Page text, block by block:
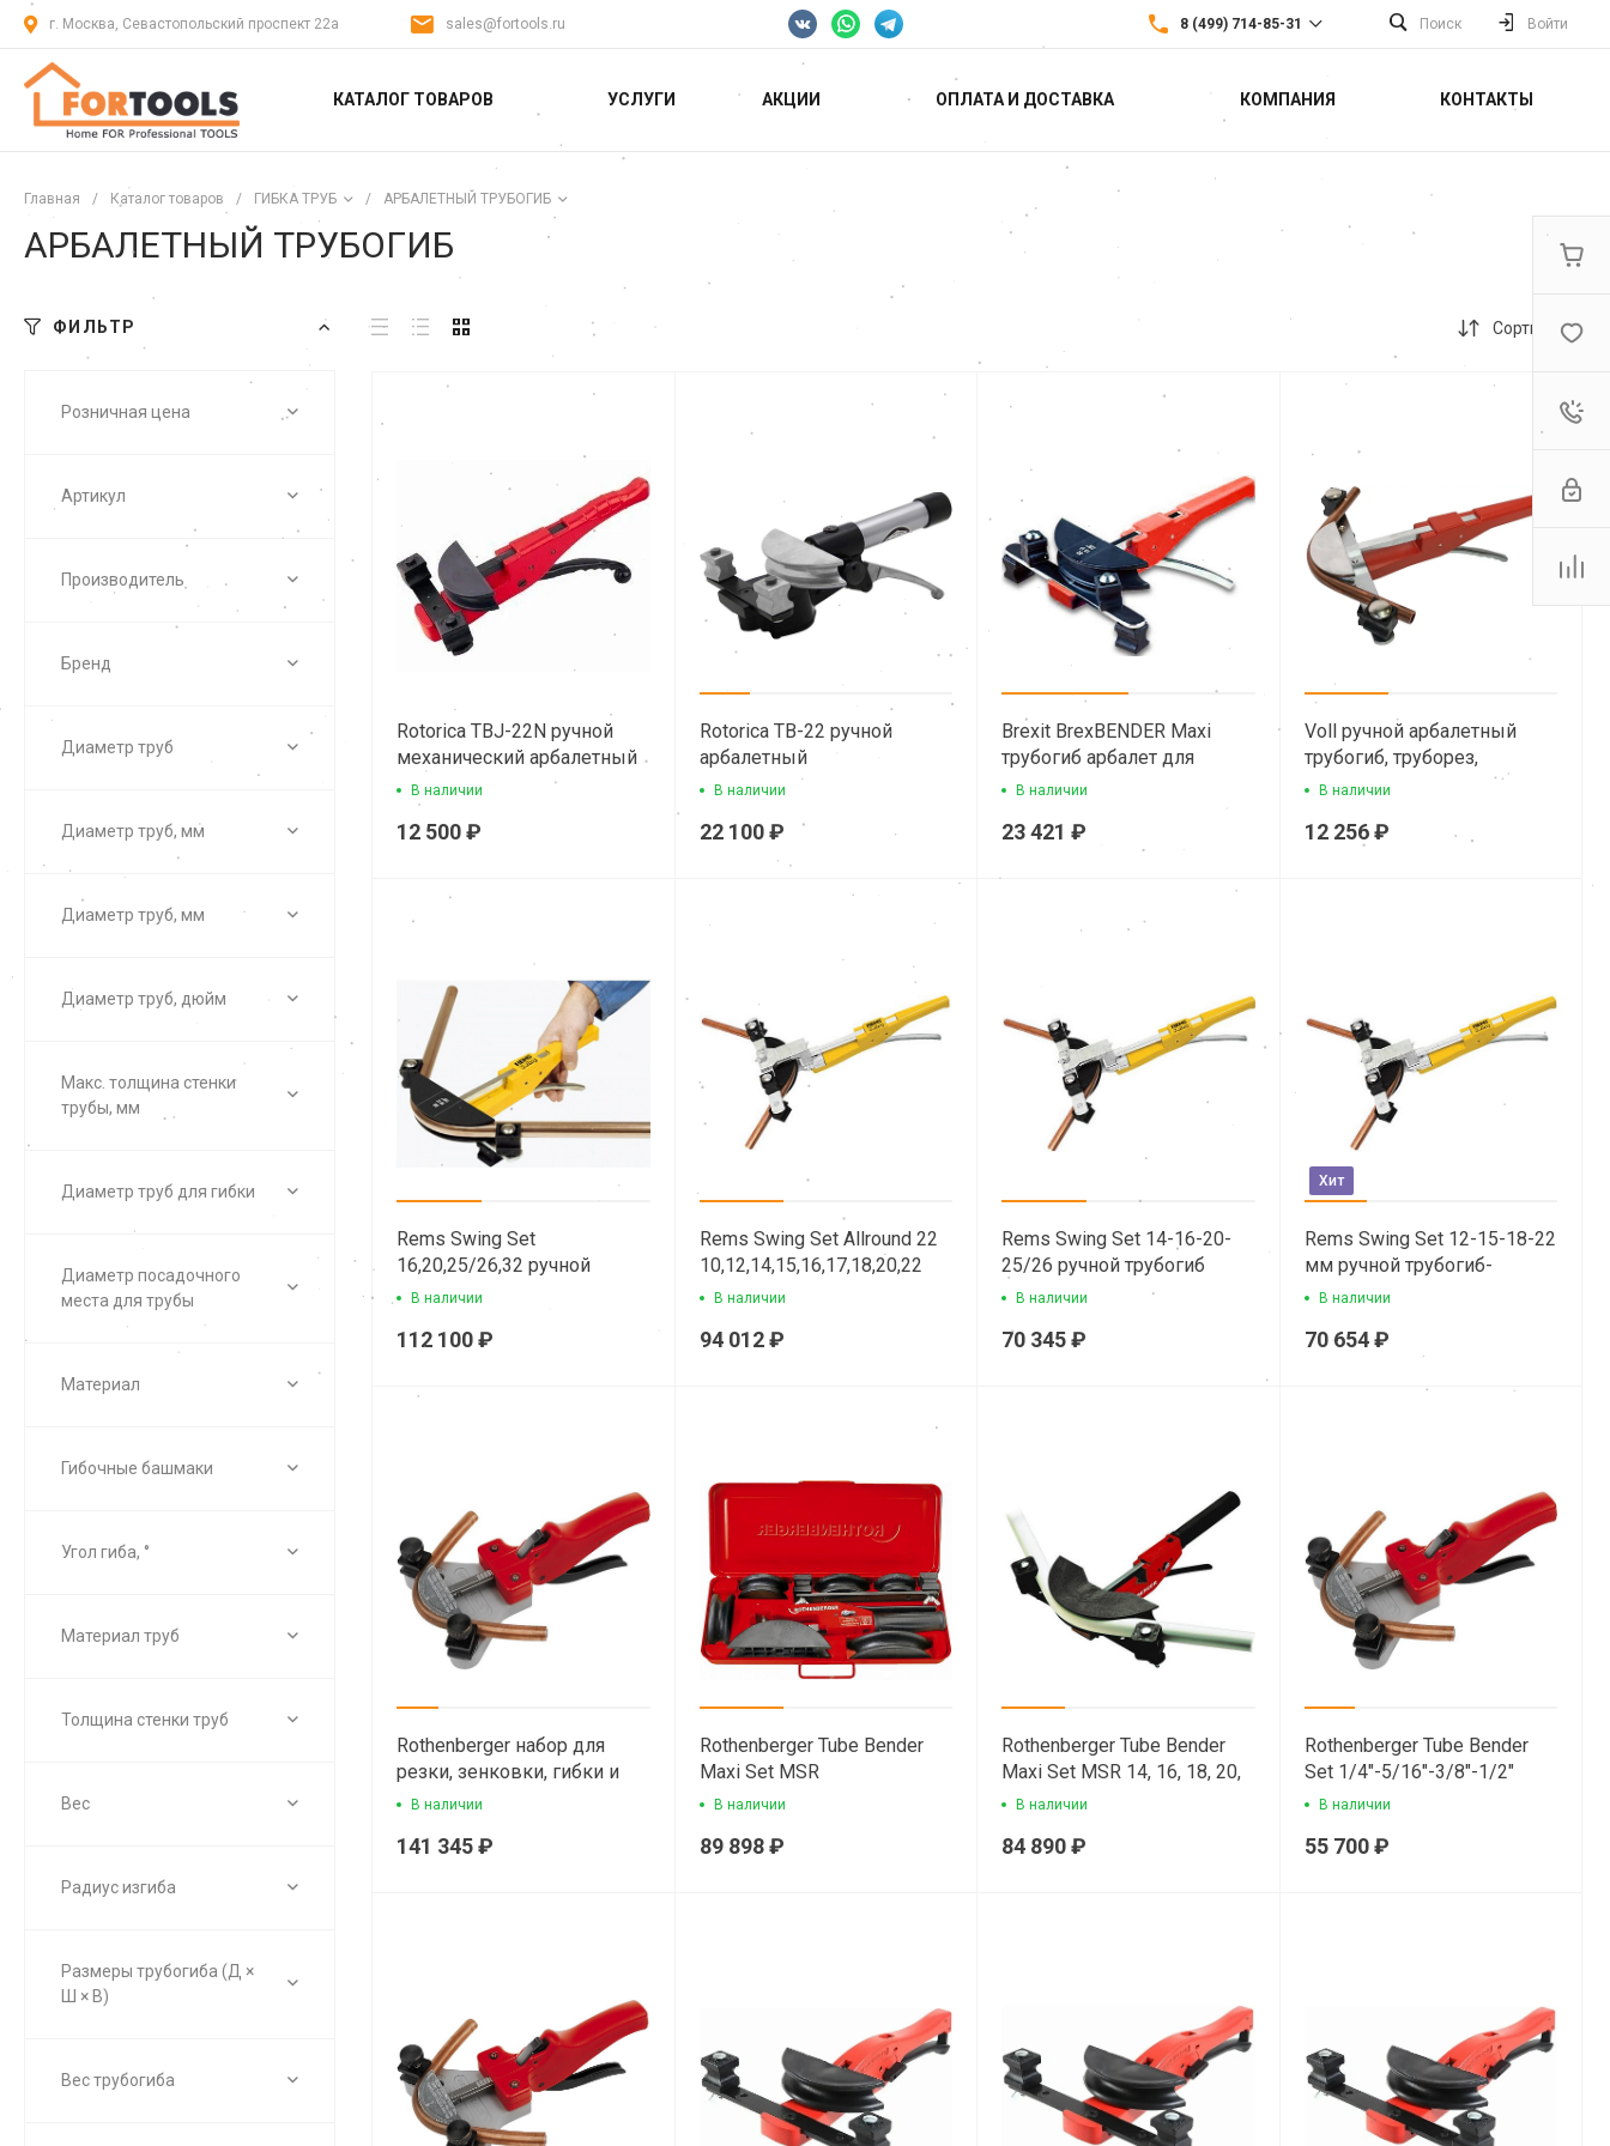
г. Москва, Севастопольский проспект 22а sales@fortools.ru 8 (499) 714-85-31 Поиск Войти
КАТАЛОГ ТОВАРОВ УСЛУГИ АКЦИИ ОПЛАТА И ДОСТАВКА КОМПАНИЯ КОНТАКТЫ
Главная / Каталог товаров / ГИБКА ТРУБ / АРБАЛЕТНЫЙ ТРУБОГИБ
АРБАЛЕТНЫЙ ТРУБОГИБ
ФИЛЬТР
Розничная цена
Артикул
Производитель
Бренд
Диаметр труб
Диаметр труб, мм
Диаметр труб, мм
Диаметр труб, дюйм
Макс. толщина стенки
трубы, мм
Диаметр труб для гибки
Диаметр посадочного
места для трубы
Материал
Гибочные башмаки
Угол гиба, °
Материал труб
Толщина стенки труб
Вес
Радиус изгиба
Размеры трубогиба (Д ×
Ш × В)
Вес трубогиба
Сортировка
Rotorica TBJ-22N ручной
механический арбалетный
трубогиб
В наличии
12 500 ₽
Rotorica TB-22 ручной
арбалетный
гидравлический трубогиб
В наличии
22 100 ₽
Brexit BrexBENDER Maxi
трубогиб арбалет для
медных труб
В наличии
23 421 ₽
Voll ручной арбалетный
трубогиб, труборез,
фаскосниматель для
В наличии
12 256 ₽
Rems Swing Set
16,20,25/26,32 ручной
трубогиб арбалетного типа
В наличии
112 100 ₽
Rems Swing Set Allround 22
10,12,14,15,16,17,18,20,22
ручной трубогиб
В наличии
94 012 ₽
Rems Swing Set 14-16-20-
25/26 ручной трубогиб
арбалетного типа
В наличии
70 345 ₽
Хит
Rems Swing Set 12-15-18-22
мм ручной трубогиб-
эспандер арбалетного типа
В наличии
70 654 ₽
Rothenberger набор для
резки, зенковки, гибки и
развальцовки труб
В наличии
141 345 ₽
Rothenberger Tube Bender
Maxi Set MSR
14,16,18,20,25,32 ручной
мпт тру
В наличии
89 898 ₽
Rothenberger Tube Bender
Maxi Set MSR 14, 16, 18, 20,
26, 32 ручной арбалетный
В наличии
84 890 ₽
Rothenberger Tube Bender
Set 1/4"-5/16"-3/8"-1/2"
ручной арбалетный
В наличии
55 700 ₽